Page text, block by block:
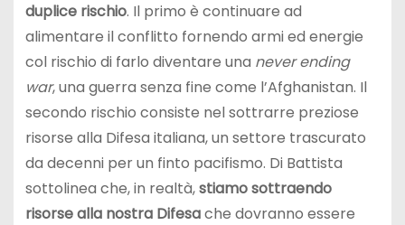
duplice rischio. Il primo è continuare ad
alimentare il conflitto fornendo armi ed energie
col rischio di farlo diventare una never ending
war, una guerra senza fine come l’Afghanistan. Il
secondo rischio consiste nel sottrarre preziose
risorse alla Difesa italiana, un settore trascurato
da decenni per un finto pacifismo. Di Battista
sottolinea che, in realtà,stiamo sottraendo
risorse alla nostra Difesache dovranno essere